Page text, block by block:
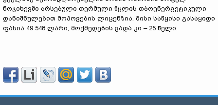
ნოჯიხევში არსებული თერმული წყლის თბოენერგეტიკული
დანიშნულებით მოპოვების ლიცენზია. მისი საწყისი გასაყიდი
ფასია 49 548 ლარი, მოქმედების ვადა კი – 25 წელი.